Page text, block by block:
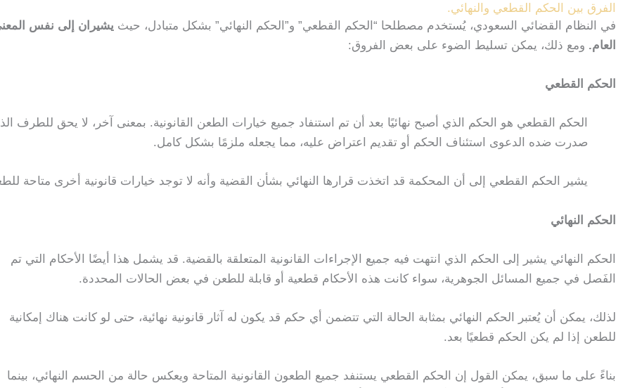
الفرق بين الحكم القطعي والنهائي.
في النظام القضائي السعودي، يُستخدم مصطلحا “الحكم القطعي” و”الحكم النهائي” بشكل متبادل، حيث يشيران إلى نفس
العام. ومع ذلك، يمكن تسليط الضوء على بعض الفروق:
الحكم القطعي
الحكم القطعي هو الحكم الذي أصبح نهائيًا بعد أن تم استنفاد جميع خيارات الطعن القانونية. بمعنى آخر، لا يحق للطرف
صدرت ضده الدعوى استئناف الحكم أو تقديم اعتراض عليه، مما يجعله ملزمًا بشكل كامل.
يشير الحكم القطعي إلى أن المحكمة قد اتخذت قرارها النهائي بشأن القضية وأنه لا توجد خيارات قانونية أخرى متاحة
الحكم النهائي
الحكم النهائي يشير إلى الحكم الذي انتهت فيه جميع الإجراءات القانونية المتعلقة بالقضية. قد يشمل هذا أيضًا الأحكام التي تم
الفَصل في جميع المسائل الجوهرية، سواء كانت هذه الأحكام قطعية أو قابلة للطعن في بعض الحالات المحددة.
لذلك، يمكن أن يُعتبر الحكم النهائي بمثابة الحالة التي تتضمن أي حكم قد يكون له آثار قانونية نهائية، حتى لو كانت هناك إمكانية
للطعن إذا لم يكن الحكم قطعيًا بعد.
بناءً على ما سبق، يمكن القول إن الحكم القطعي يستنفد جميع الطعون القانونية المتاحة ويعكس حالة من الحسم النهائي، بينما